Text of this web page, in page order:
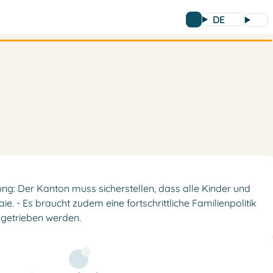
DE
Der Kanton muss sicherstellen, dass alle Kinder und
- Es braucht zudem eine fortschrittliche Familienpolitik
werden.